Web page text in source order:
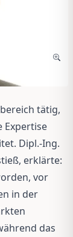
tätig,
Expertise
Dipl.-Ing.
erklärte:
vor
in der
das